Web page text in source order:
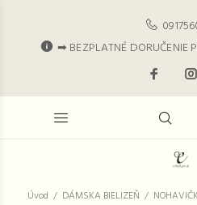
➡ BEZPLATNÉ DORUČENIE
Úvod DÁMSKA BIELIZEŇ